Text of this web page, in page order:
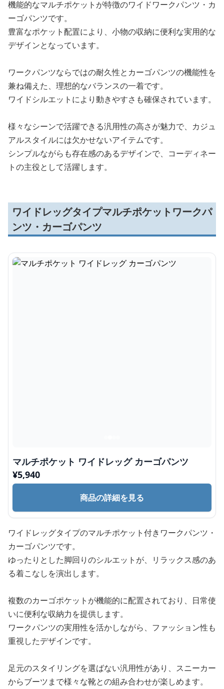
機能的なマルチポケットが特徴のワイドワークパンツ・カ
ーゴパンツです。
豊富なポケット配置により、小物の収納に便利な実用的な
デザインとなっています。
ワークパンツならではの耐久性とカーゴパンツの機能性を
兼ね備えた、理想的なバランスの一着です。
ワイドシルエットにより動きやすさも確保されています。
様々なシーンで活躍できる汎用性の高さが魅力で、カジュ
アルスタイルには欠かせないアイテムです。
シンプルながらも存在感のあるデザインで、コーディネー
トの主役として活躍します。
ワイドレッグタイプマルチポケットワークパ
ンツ・カーゴパンツ
マルチポケット ワイドレッグ カーゴパンツ
¥5,940
商品の詳細を見る
ワイドレッグタイプのマルチポケット付きワークパンツ・
カーゴパンツです。
ゆったりとした脚回りのシルエットが、リラックス感のあ
る着こなしを演出します。
複数のカーゴポケットが機能的に配置されており、日常使
いに便利な収納力を提供します。
ワークパンツの実用性を活かしながら、ファッション性も
重視したデザインです。
足元のスタイリングを選ばない汎用性があり、スニーカー
からブーツまで様々な靴との組み合わせが楽しめます。